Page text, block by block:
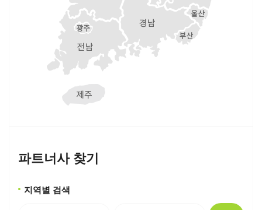
파트너사 찾기
지역별 검색